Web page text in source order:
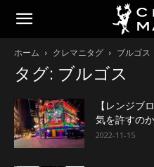
ホーム クレマニタグ ブルゴス
タグ: ブルゴス
【レンジブ
気を許すの
2022-11-15